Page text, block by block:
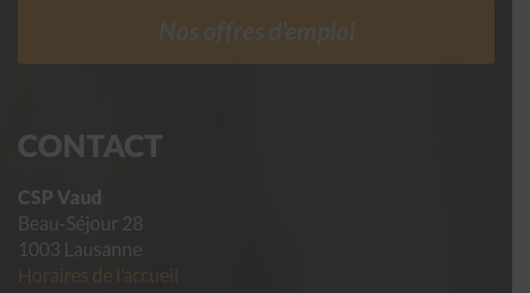
Nos offres d’emploi
CONTACT
CSP Vaud
Beau-Séjour 28
1003 Lausanne
Horaires de l’accueil